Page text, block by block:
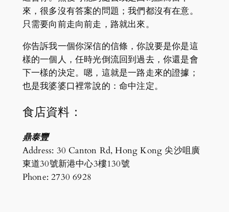
來，很多沒有答案的問題；我們都沒有在意。
只需要向前走向前走，路就出來。
你告訴我一個你深信的信條，你說要是你是這
樣的一個人，任時光倒流回到過去，你還是會
下一樣的決定。嗯，這就是一路走來的證據；
也是我婆婆口裡常說的：命中注定。
食店資料：
鼎泰豐
Address: 30 Canton Rd, Hong Kong 尖沙咀廣
東道30號新港中心3樓130號
Phone: 2730 6928